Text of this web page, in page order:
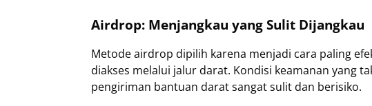
Airdrop: Menjangkau yang Sulit Dijangkau
Metode airdrop dipilih karena menjadi cara paling
diakses melalui jalur darat. Kondisi keamanan yang
pengiriman bantuan darat sangat sulit dan berisiko.